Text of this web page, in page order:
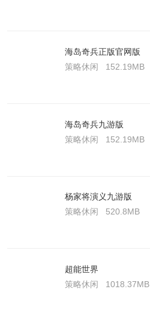
海岛奇兵正版官网版
策略休闲
152.19MB
海岛奇兵九游版
策略休闲
152.19MB
杨家将演义九游版
策略休闲
520.8MB
超能世界
策略休闲
1018.37MB